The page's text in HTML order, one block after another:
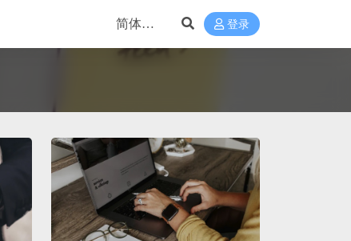
登录